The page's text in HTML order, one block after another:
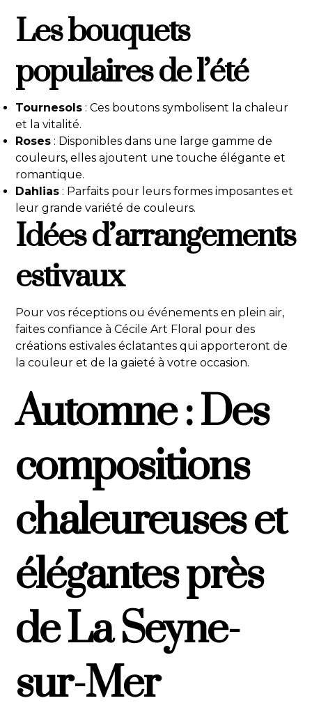
Les bouquets
populaires de l’été
Tournesols : Ces boutons symbolisent la chaleur
et la vitalité.
Roses : Disponibles dans une large gamme de
couleurs, elles ajoutent une touche élégante et
romantique.
Dahlias : Parfaits pour leurs formes imposantes et
leur grande variété de couleurs.
Idées d’arrangements
estivaux
Pour vos réceptions ou événements en plein air,
faites confiance à Cécile Art Floral pour des
créations estivales éclatantes qui apporteront de
la couleur et de la gaieté à votre occasion.
Automne : Des
compositions
chaleureuses et
élégantes près
de La Seyne-
sur-Mer